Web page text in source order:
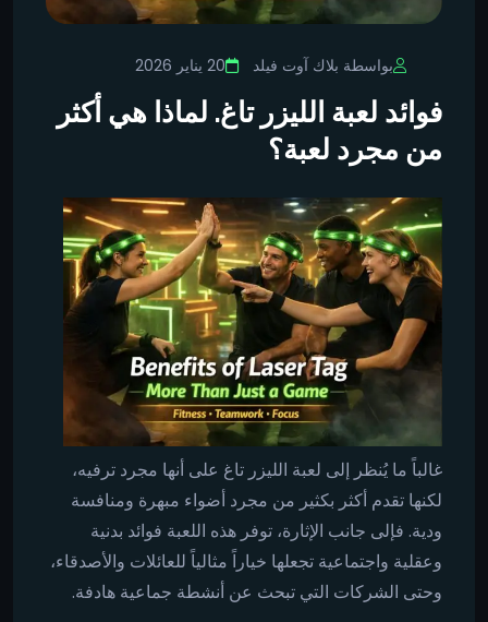
بواسطة بلاك آوت فيلد 20 يناير 2026
فوائد لعبة الليزر تاغ. لماذا هي أكثر
من مجرد لعبة؟
غالباً ما يُنظر إلى لعبة الليزر تاغ على أنها مجرد ترفيه،
لكنها تقدم أكثر بكثير من مجرد أضواء مبهرة ومنافسة
ودية. فإلى جانب الإثارة، توفر هذه اللعبة فوائد بدنية
وعقلية واجتماعية تجعلها خياراً مثالياً للعائلات والأصدقاء،
وحتى الشركات التي تبحث عن أنشطة جماعية هادفة.